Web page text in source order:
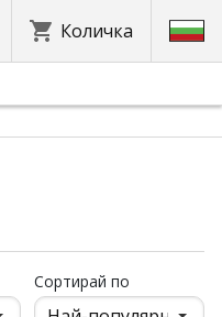
Количка
продукти на страница
Сортирай по